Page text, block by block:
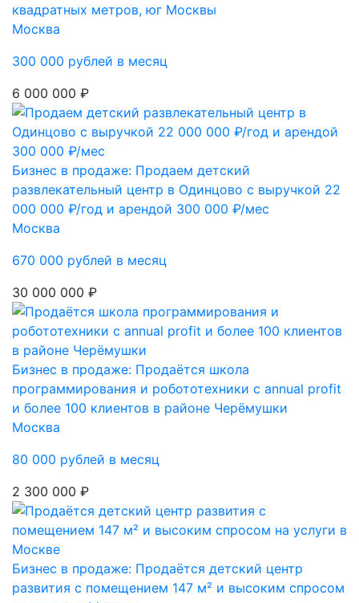
квадратных метров, юг Москвы
Москва
300 000 рублей в месяц
6 000 000 ₽
Бизнес в продаже: Продаем детский
развлекательный центр в Одинцово с выручкой 22
000 000 ₽/год и арендой 300 000 ₽/мес
Москва
670 000 рублей в месяц
30 000 000 ₽
Бизнес в продаже: Продаётся школа
программирования и робототехники с annual profit
и более 100 клиентов в районе Черёмушки
Москва
80 000 рублей в месяц
2 300 000 ₽
Бизнес в продаже: Продаётся детский центр
развития с помещением 147 м² и высоким спросом